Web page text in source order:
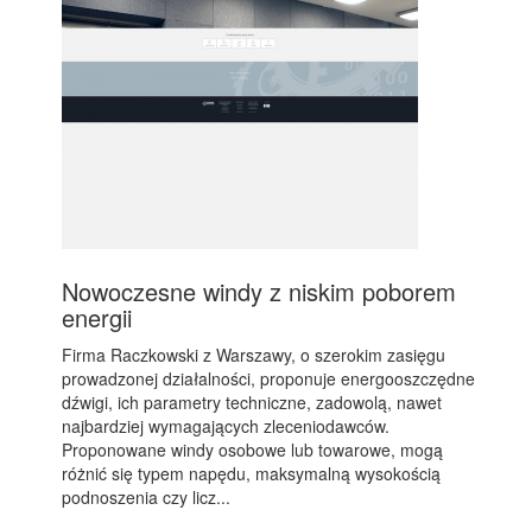
Nowoczesne windy z niskim poborem
energii
Firma Raczkowski z Warszawy, o szerokim zasięgu
prowadzonej działalności, proponuje energooszczędne
dźwigi, ich parametry techniczne, zadowolą, nawet
najbardziej wymagających zleceniodawców.
Proponowane windy osobowe lub towarowe, mogą
różnić się typem napędu, maksymalną wysokością
podnoszenia czy licz...